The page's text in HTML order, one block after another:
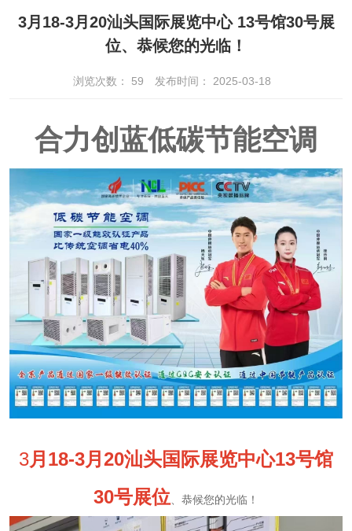
3月18-3月20汕头国际展览中心 13号馆30号展
位、恭候您的光临！
浏览次数： 59 发布时间： 2025-03-18
合力创蓝低碳节能空调
3月18-3月20汕头国际展览中心13号馆
30号展位 、恭候您的光临！